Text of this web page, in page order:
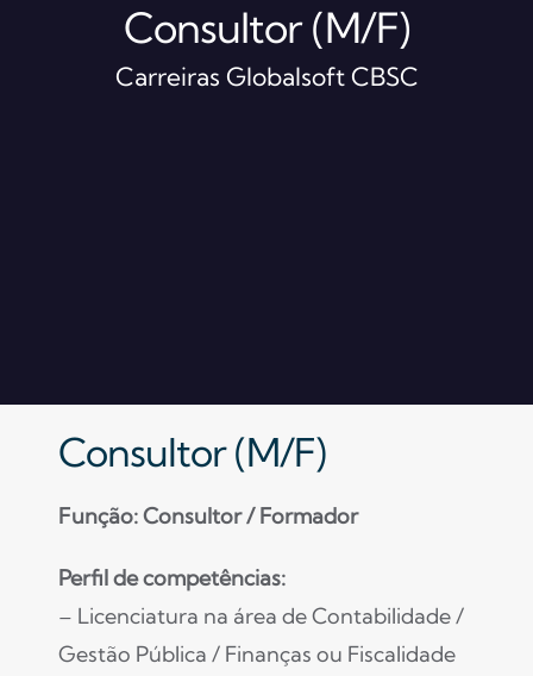
Consultor (M/F)
Carreiras Globalsoft CBSC
Consultor (M/F)
Função: Consultor / Formador
Perfil de competências:
– Licenciatura na área de Contabilidade /
Gestão Pública / Finanças ou Fiscalidade